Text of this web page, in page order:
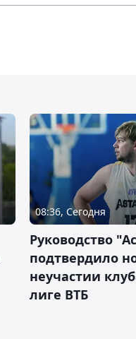
08:36, Сегодня
Руководство
подтвердило
неучастии
лиге ВТБ